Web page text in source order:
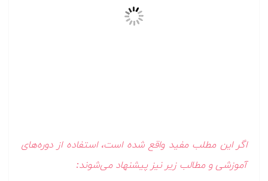
اگر این مطلب مفید واقع شده است، استفاده از دوره‌های
آموزشی و مطالب زیر نیز پیشنهاد می‌شوند: